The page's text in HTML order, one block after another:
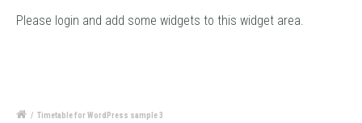
Please login and add some widgets to this widget area.
/ Timetable for WordPress sample 3